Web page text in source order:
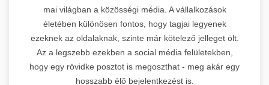
mai világban a közösségi média. A vállalkozások
életében különösen fontos, hogy tagjai legyenek
ezeknek az oldalaknak, szinte már kötelező jelleget ölt.
Az a legszebb ezekben a social média felületekben,
hogy egy rövidke posztot is megoszthat - meg akár egy
hosszabb élő bejelentkezést is.